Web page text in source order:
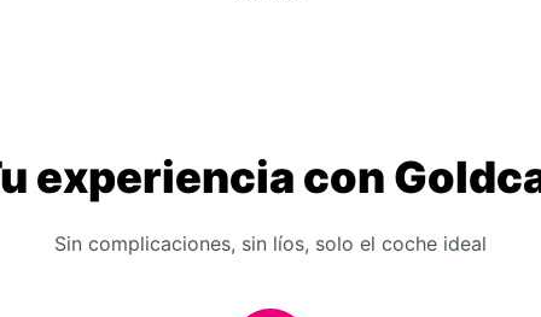
experiencia con
Sin complicaciones, sin líos, solo el coche ideal